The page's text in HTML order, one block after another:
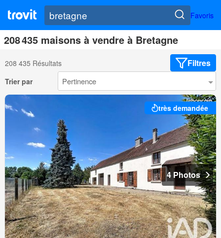
Favoris
208 435 maisons à vendre à Bretagne
208 435 Résultats Filtres
Trier par
très demandée
4 Photos